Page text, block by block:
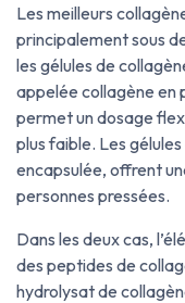
Les meilleurs
principalement sous
les gélules de
appelée collagène en
permet un dosage
plus faible. Les
encapsulée, offrent
personnes pressées.
Dans les deux cas,
des peptides de
hydrolysat de